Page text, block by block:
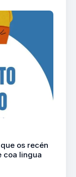
os recén
coa lingua